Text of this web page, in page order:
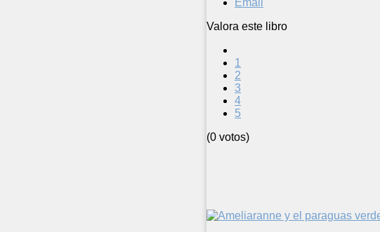
Valora este libro
1
2
3
4
5
(0 votos)